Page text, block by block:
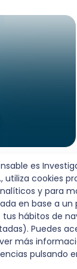
ha
a lo largo de
áreas de
es
utiliza cookies
y para
en base a un
hábitos de
Puedes
más
pulsando